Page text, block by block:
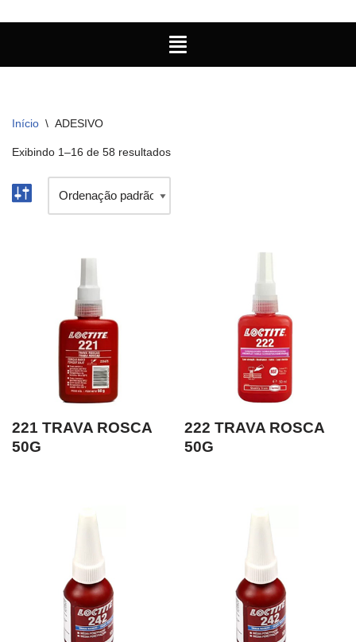
Início \ ADESIVO
Exibindo 1–16 de 58 resultados
221 TRAVA ROSCA
50G
222 TRAVA ROSCA
50G